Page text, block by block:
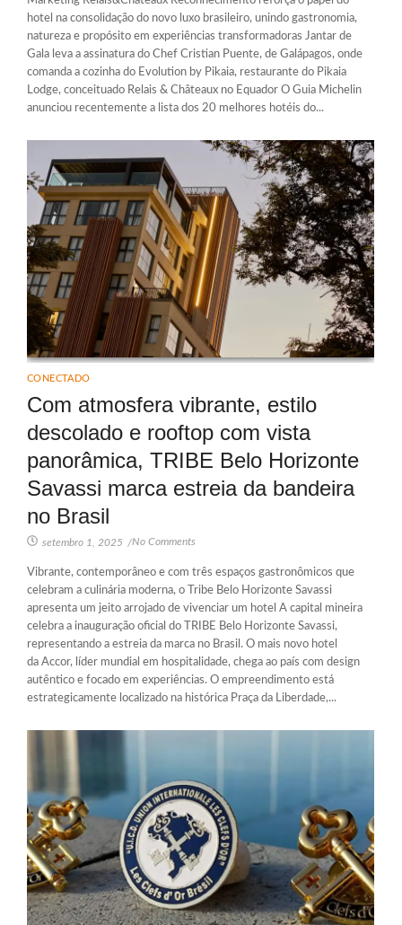
hotel na consolidação do novo luxo brasileiro, unindo gastronomia,
natureza e propósito em experiências transformadoras Jantar de
Gala leva a assinatura do Chef Cristian Puente, de Galápagos, onde
comanda a cozinha do Evolution by Pikaia, restaurante do Pikaia
Lodge, conceituado Relais & Châteaux no Equador O Guia Michelin
anunciou recentemente a lista dos 20 melhores hotéis do...
CONECTADO
Com atmosfera vibrante, estilo
descolado e rooftop com vista
panorâmica, TRIBE Belo Horizonte
Savassi marca estreia da bandeira
no Brasil
setembro 1, 2025 /No Comments
Vibrante, contemporâneo e com três espaços gastronômicos que
celebram a culinária moderna, o Tribe Belo Horizonte Savassi
apresenta um jeito arrojado de vivenciar um hotel A capital mineira
celebra a inauguração oficial do TRIBE Belo Horizonte Savassi,
representando a estreia da marca no Brasil. O mais novo hotel
da Accor, líder mundial em hospitalidade, chega ao país com design
autêntico e focado em experiências. O empreendimento está
estrategicamente localizado na histórica Praça da Liberdade,...